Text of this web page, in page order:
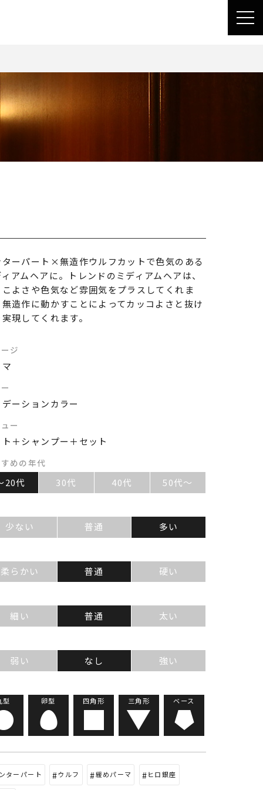
ターパート×無造作ウルフカットで色気のある
アムヘアに。トレンドのミディアムヘアは、
よさや色気など雰囲気をプラスしてくれま
造作に動かすことによってカッコよさと抜け
現してくれます。
ジ
ーションカラー
ー
＋シャンプー＋セット
めの年代
20代 30代 40代 50代～
少ない 普通 多い
柔らかい 普通 硬い
細い 普通 太い
弱い なし 強い
型 卵型 四角形 三角形 ベース
ターパート ウルフ 緩めパーマ ヒロ銀座